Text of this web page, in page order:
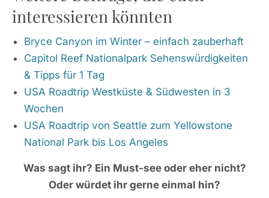
interessieren könnten
Bryce Canyon im Winter – einfach zauberhaft
Capitol Reef Nationalpark Sehenswürdigkeiten
& Tipps für 1 Tag
USA Roadtrip Westküste & Südwesten in 3
Wochen
USA Roadtrip von Seattle zum Yellowstone
National Park bis Los Angeles
Was sagt ihr? Ein Must-see oder eher nicht?
Oder würdet ihr gerne einmal hin?